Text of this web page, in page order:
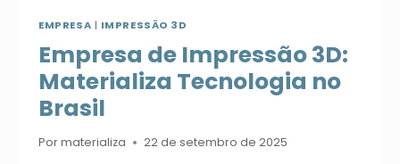
EMPRESA | IMPRESSÃO 3D
Empresa de Impressão 3D:
Materializa Tecnologia no
Brasil
Pormaterializa 22 de setembro de 2025